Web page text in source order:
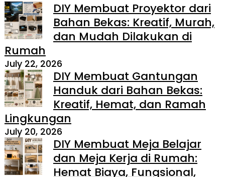
DIY Membuat Proyektor dari
Bahan Bekas: Kreatif, Murah,
dan Mudah Dilakukan di
Rumah
July 22, 2026
DIY Membuat Gantungan
Handuk dari Bahan Bekas:
Kreatif, Hemat, dan Ramah
Lingkungan
July 20, 2026
DIY Membuat Meja Belajar
dan Meja Kerja di Rumah:
Hemat Biaya, Fungsional,